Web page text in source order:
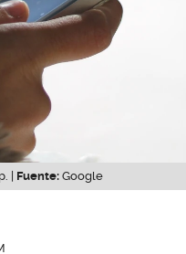
| Fuente: Google